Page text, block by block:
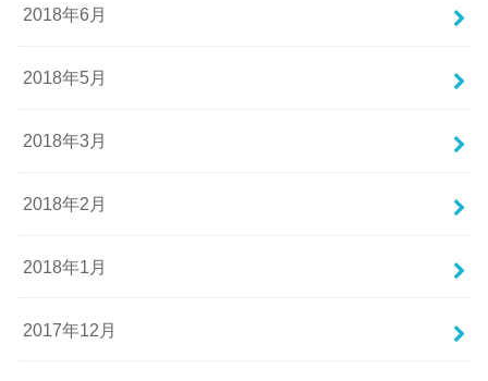
2018年6月
2018年5月
2018年3月
2018年2月
2018年1月
2017年12月